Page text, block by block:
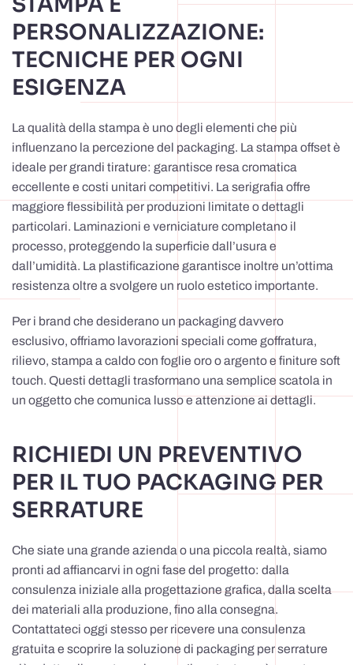
PERSONALIZZAZIONE:
TECNICHE PER OGNI
ESIGENZA
La qualità della stampa è uno degli elementi che più
influenzano la percezione del packaging. La stampa offset è
ideale per grandi tirature: garantisce resa cromatica
eccellente e costi unitari competitivi. La serigrafia offre
maggiore flessibilità per produzioni limitate o dettagli
particolari. Laminazioni e verniciature completano il
processo, proteggendo la superficie dall’usura e
dall’umidità. La plastificazione garantisce inoltre un’ottima
resistenza oltre a svolgere un ruolo estetico importante.
Per i brand che desiderano un packaging davvero
esclusivo, offriamo lavorazioni speciali come goffratura,
rilievo, stampa a caldo con foglie oro o argento e finiture soft
touch. Questi dettagli trasformano una semplice scatola in
un oggetto che comunica lusso e attenzione ai dettagli.
RICHIEDI UN PREVENTIVO
PER IL TUO PACKAGING PER
SERRATURE
Che siate una grande azienda o una piccola realtà, siamo
pronti ad affiancarvi in ogni fase del progetto: dalla
consulenza iniziale alla progettazione grafica, dalla scelta
dei materiali alla produzione, fino alla consegna.
Contattateci oggi stesso per ricevere una consulenza
gratuita e scoprire la soluzione di packaging per serrature